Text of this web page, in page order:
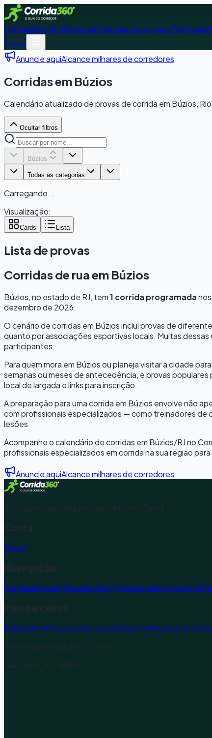
CorridasBlogProfissionaisCalculadora de pacePlanejador
Entrar
Anuncie aquiAlcance milhares de corredores
Corridas em Búzios
Calendário atualizado de provas de corrida em Búzios, Rio
Ocultar filtros
Búzios
Todas as categorias
Carregando...
Visualização:
Cards Lista
Lista de provas
Corridas de rua em Búzios
Búzios, no estado de RJ, tem1 corrida programada
dezembro de 2026.
O cenário de corridas em Búziosinclui provas de
quanto por associações esportivas locais. Muitas
participantes.
Para quem mora em Búziosou planeja visitar a cidade
semanas ou meses de antecedência, e provas
local de largada e links para inscrição.
A preparação para uma corrida em Búzios envolve não
com profissionais especializados — como treinadores
lesões.
Acompanhe o calendário de corridas em Búzios/RJno
profissionais especializados em corrida na sua região
Anuncie aquiAlcance milhares de corredores
Seu guia completo para corredores no Brasil.
Conta
Entrar
Navegação
CorridasProvas PassadasBlogProfissionaisConverter
Para parceiros
Adicionar minha provaSer um profissionalAnunciar no
contato@corrida360.com.br
São Paulo, SP - Brasil